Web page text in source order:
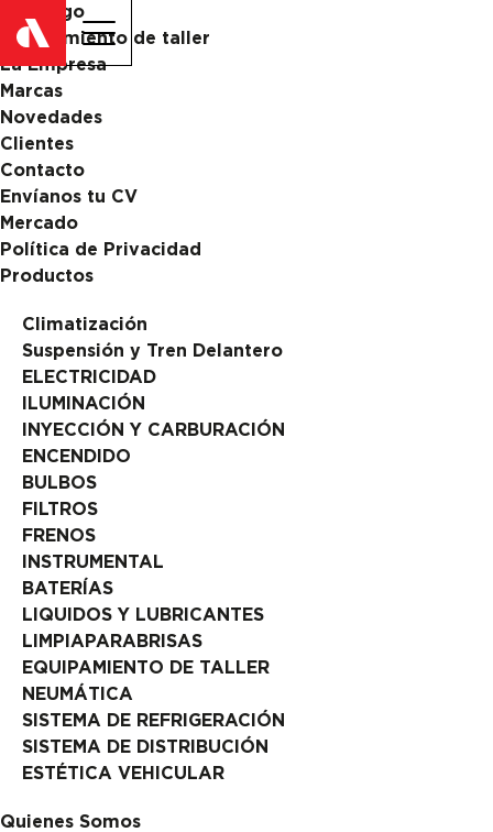
Catalogo
Equipamiento de taller
La Empresa
Marcas
Novedades
Clientes
Contacto
Envíanos tu CV
Mercado
Política de Privacidad
Productos
Climatización
Suspensión y Tren Delantero
ELECTRICIDAD
ILUMINACIÓN
INYECCIÓN Y CARBURACIÓN
ENCENDIDO
BULBOS
FILTROS
FRENOS
INSTRUMENTAL
BATERÍAS
LIQUIDOS Y LUBRICANTES
LIMPIAPARABRISAS
EQUIPAMIENTO DE TALLER
NEUMÁTICA
SISTEMA DE REFRIGERACIÓN
SISTEMA DE DISTRIBUCIÓN
ESTÉTICA VEHICULAR
Quienes Somos